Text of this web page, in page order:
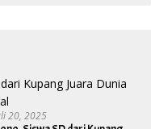
20, 2025